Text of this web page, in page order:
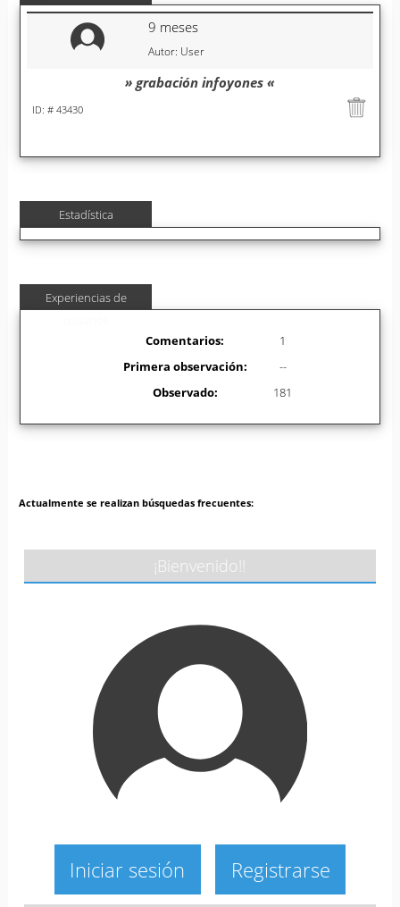
Autor: User
9 meses
ID: # 43430
» grabación infoyones «
Estadística
Experiencias de
Comentarios:
1
Primera observación:
--
Observado:
181
Actualmente se realizan búsquedas frecuentes:
¡Bienvenido!!
Iniciar sesión Registrarse